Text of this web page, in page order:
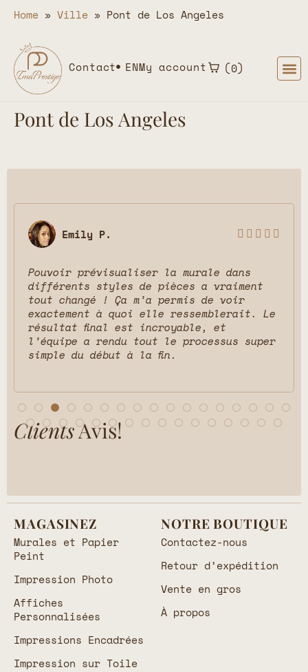
Home » Ville » Pont de Los Angeles
Contact ENMy account 0
Pont de Los Angeles
Emily P.     
Pouvoir prévisualiser la murale dans
différents styles de pièces a vraiment
tout changé ! Ça m’a permis de voir
exactement à quoi elle ressemblerait. Le
résultat final est incroyable, et
l’équipe a rendu tout le processus super
simple du début à la fin.
ClientsAvis!
MAGASINEZ
Murales et Papier
Peint
Impression Photo
Affiches
Personnalisées
Impressions Encadrées
Impression sur Toile
NOTRE BOUTIQUE
Contactez-nous
Retour d’expédition
Vente en gros
À propos